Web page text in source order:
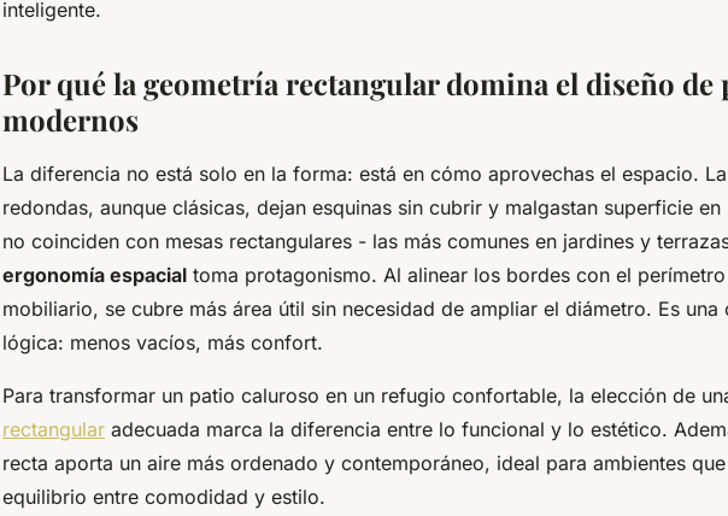
inteligente.
Por qué la geometría rectangular domina el diseño de
modernos
La diferencia no está solo en la forma: está en cómo aprovechas el espacio.
redondas, aunque clásicas, dejan esquinas sin cubrir y malgastan superficie en
no coinciden con mesas rectangulares - las más comunes en jardines y
ergonomía espacial toma protagonismo. Al alinear los bordes con el
mobiliario, se cubre más área útil sin necesidad de ampliar el diámetro. Es una
lógica: menos vacíos, más confort.
Para transformar un patio caluroso en un refugio confortable, la elección de
rectangular adecuada marca la diferencia entre lo funcional y lo estético.
recta aporta un aire más ordenado y contemporáneo, ideal para ambientes
equilibrio entre comodidad y estilo.